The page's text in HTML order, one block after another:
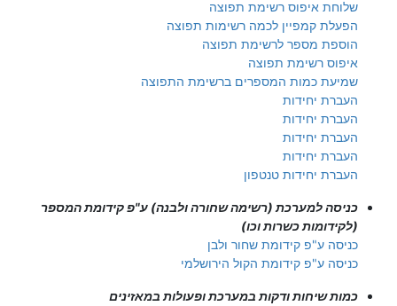
שלוחת איפוס רשימת תפוצה
הפעלת קמפיין לכמה רשימות תפוצה
הוספת מספר לרשימת תפוצה
איפוס רשימת תפוצה
שמיעת כמות המספרים ברשימת התפוצה
העברת יחידות
העברת יחידות
העברת יחידות
העברת יחידות
העברת יחידות טנטפון
כניסה למערכת (רשימה שחורה ולבנה) ע"פ קידומת המספר
(לקידומות כשרות וכו)
כניסה ע"פ קידומת שחור ולבן
כניסה ע"פ קידומת הקול הירושלמי
כמות שיחות ודקות במערכת ופעולות במאזינים